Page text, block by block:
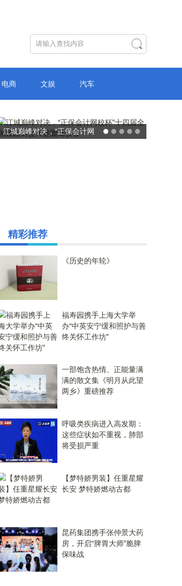
电商 文娱 汽车
破局“纸面教育”：理想树AI自
精彩推荐
《历史的年轮》
福寿园携手上海大学举
办“中英安宁缓和照护与善
终关怀工作坊”
一部饱含热情、正能量满
满的散文集《明月从此望
两乡》重磅推荐
呼吸类疾病进入高发期：
这些症状如不重视，肺部
将受损严重
【梦特娇男装】任重星耀
长安 梦特娇燃动古都
昆药集团携手张仲景大药
房，开启“脾胃大师”脆脾
保味战